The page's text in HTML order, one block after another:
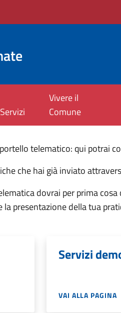
Servizi
Vivere il
Comune
telematico: qui potrai
che hai già inviato
dovrai per prima
presentazione della tua
Servizi
VAI ALLA PAGINA